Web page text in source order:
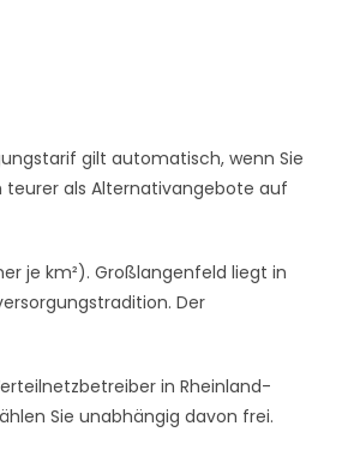
gilt automatisch, wenn Sie
teurer als Alternativangebote auf
je km²). Großlangenfeld liegt in
Der
in Rheinland-
Sie unabhängig davon frei.